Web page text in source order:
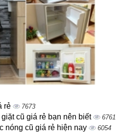
rẻ 7673
cũ giá rẻ bạn nên biết 6761
nóng cũ giá rẻ hiện nay 6054